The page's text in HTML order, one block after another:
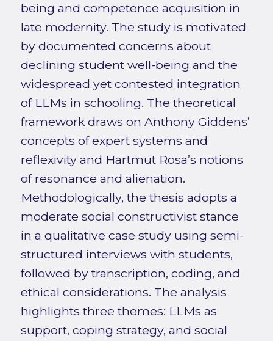
being and competence acquisition in
late modernity. The study is motivated
by documented concerns about
declining student well-being and the
widespread yet contested integration
of LLMs in schooling. The theoretical
framework draws on Anthony Giddens’
concepts of expert systems and
reflexivity and Hartmut Rosa’s notions
of resonance and alienation.
Methodologically, the thesis adopts a
moderate social constructivist stance
in a qualitative case study using semi-
structured interviews with students,
followed by transcription, coding, and
ethical considerations. The analysis
highlights three themes: LLMs as
support, coping strategy, and social